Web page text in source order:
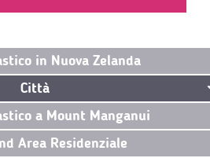
in Nuova Zelanda
Città
a Mount Manganui
Area Residenziale